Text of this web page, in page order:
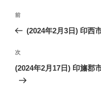
投
ナ
ビ
ゲ
ー
前
の
稿
前
(2024年2月3日) 印西
次
の
次
(2024年2月17日) 印旛郡